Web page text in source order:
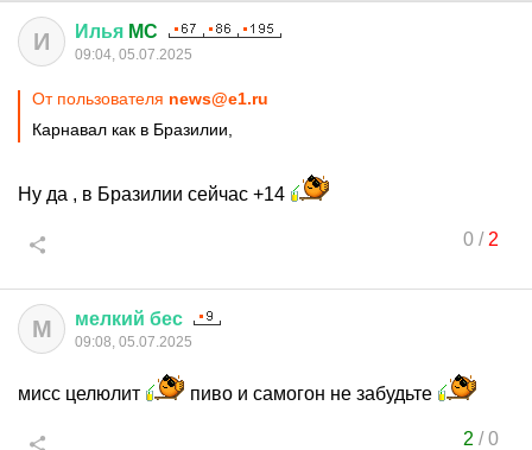
И Илья MC
09:04, 05.07.2025
От пользователя news@e1.ru
Карнавал как в Бразилии,
Ну да , в Бразилии сейчас +14
0/ 2
М мелкий бес
09:08, 05.07.2025
мисс целюлит пиво и самогон не забудьте
2 /0